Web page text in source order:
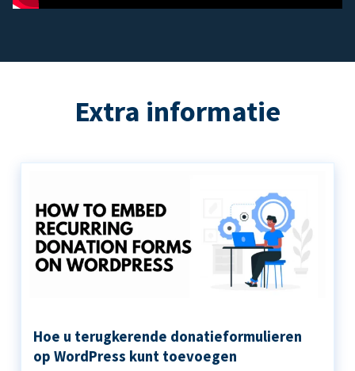
Extra informatie
Hoe u terugkerende donatieformulieren
op WordPress kunt toevoegen